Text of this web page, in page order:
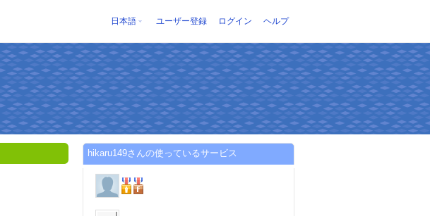
日本語 ユーザー登録 ログイン ヘルプ
hikaru149さんの使っているサービス